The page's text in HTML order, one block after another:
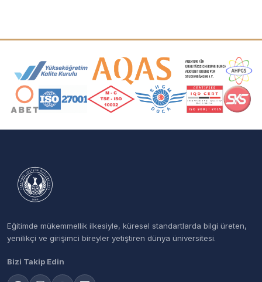
Akreditasyon ve Üyelik Logoları
Eğitimde mükemmellik ilkesiyle, küresel standartlarda bilgi üreten,
yenilikçi ve girişimci bireyler yetiştiren dünya üniversitesi.
Bizi Takip Edin